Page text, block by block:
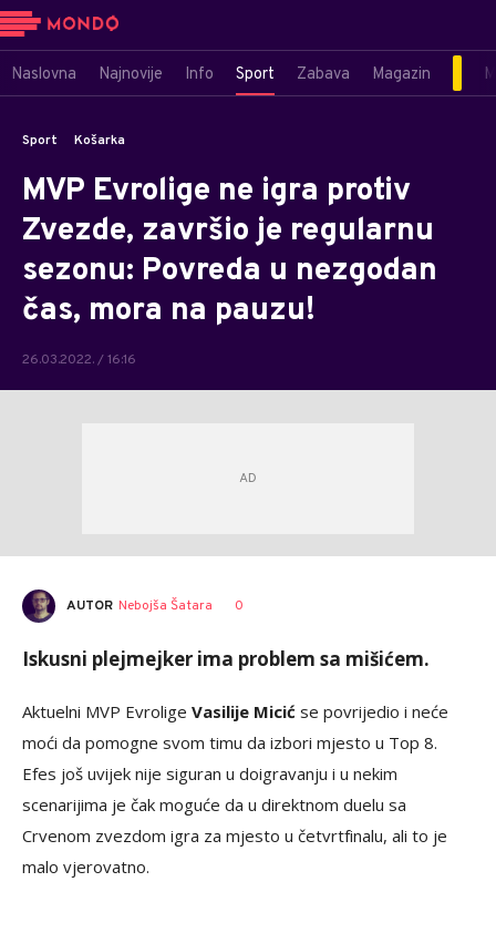
Naslovna Najnovije Info Sport Zabava Magazin
Sport Košarka
MVP Evrolige ne igra protiv
Zvezde, završio je regularnu
sezonu: Povreda u nezgodan
čas, mora na pauzu!
26.03.2022. / 16:16
AUTOR Nebojša Šatara 0
Iskusni plejmejker ima problem sa mišićem.
Aktuelni MVP Evrolige Vasilije Micić se povrijedio i neće
moći da pomogne svom timu da izbori mjesto u Top 8.
Efes još uvijek nije siguran u doigravanju i u nekim
scenarijima je čak moguće da u direktnom duelu sa
Crvenom zvezdom igra za mjesto u četvrtfinalu, ali to je
malo vjerovatno.